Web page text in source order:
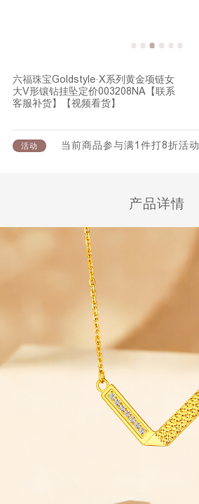
六福珠宝Goldstyle·X系列黄金项链女
大V形镶钻挂坠定价003208NA【联系
客服补货】【视频看货】
活动 当前商品参与满1件打8折活动
产品详情